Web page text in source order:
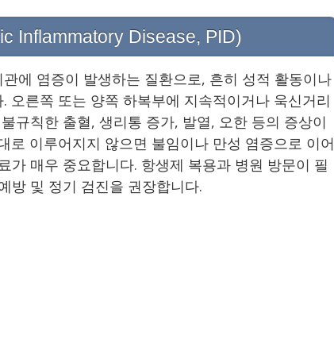
Inflammatory Disease, PID)
에 염증이 발생하는 질환으로, 흔히 성적 활동이나
오른쪽 또는 양쪽 하복부에 지속적이거나 욱신거리
규칙한 출혈, 생리통 증가, 발열, 오한 등의 증상이
로 이루어지지 않으면 불임이나 만성 염증으로 이어
가 매우 중요합니다. 항생제 복용과 병원 방문이 필
방 및 정기 검진을 권장합니다.